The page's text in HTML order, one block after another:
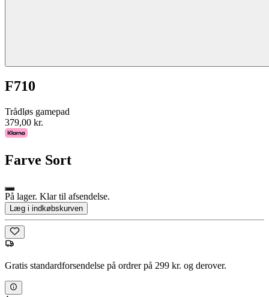
F710
Trådløs gamepad
379,00 kr.
Farve Sort
På lager. Klar til afsendelse.
Læg i indkøbskurven
Gratis standardforsendelse på ordrer på 299 kr. og derover.